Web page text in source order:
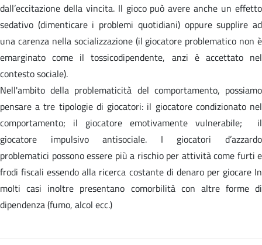
dall’eccitazione della vincita. Il gioco può avere anche un effetto
sedativo (dimenticare i problemi quotidiani) oppure supplire ad
una carenza nella socializzazione (il giocatore problematico non è
emarginato come il tossicodipendente, anzi è accettato nel
contesto sociale).
Nell'ambito della problematicità del comportamento, possiamo
pensare a tre tipologie di giocatori: il giocatore condizionato nel
comportamento; il giocatore emotivamente vulnerabile; il
giocatore impulsivo antisociale. I giocatori d’azzardo
problematici possono essere più a rischio per attività come furti e
frodi fiscali essendo alla ricerca costante di denaro per giocare In
molti casi inoltre presentano comorbilità con altre forme di
dipendenza (fumo, alcol ecc.)